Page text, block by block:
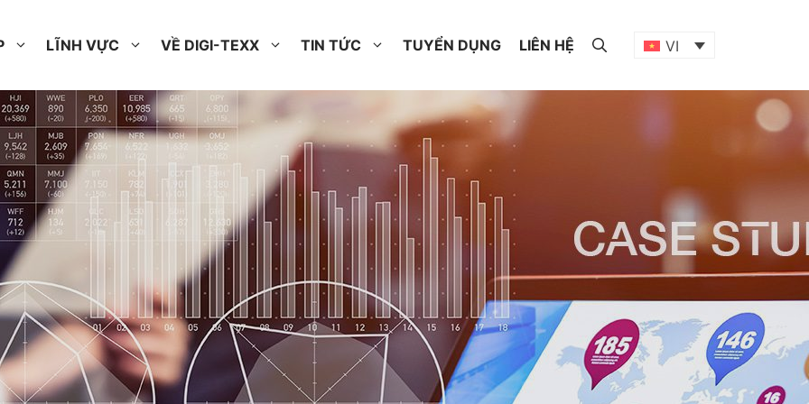
LĨNH VỰC VỀ DIGI-TEXX TIN TỨC TUYỂN DỤNG LIÊN HỆ VI